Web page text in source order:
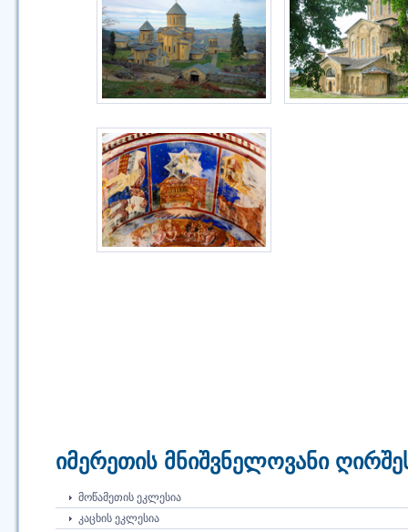
იმერეთის მნიშვნელოვანი
ᲛᲝᲬᲐᲛᲔᲗᲘᲡ ᲔᲙᲚᲔᲡᲘᲐ
ᲙᲐᲪᲮᲘᲡ ᲔᲙᲚᲔᲡᲘᲐ